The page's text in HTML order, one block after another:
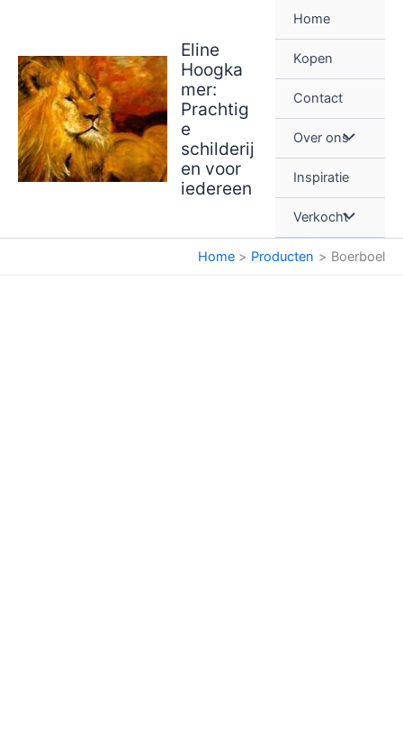
inhoud
Eline
Hoogka
mer:
Prachtig
e
schilderij
en voor
iedereen
Home
Kopen
Contact
Over ons
Inspiratie
Verkocht
Home Producten Boerboel